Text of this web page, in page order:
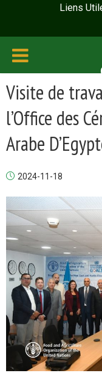
Liens
Visite de
l’Office des
Arabe
2024-11-18